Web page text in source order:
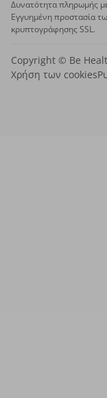
Δυνατότητα πληρωμής
Εγγυημένη προστασία
κρυπτογράφησης SSL.
Copyright © Be
Χρήση των cookies